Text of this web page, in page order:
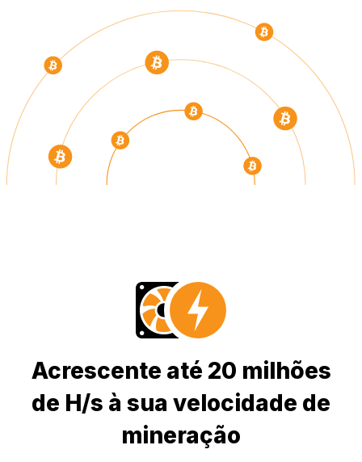
Acrescente até 20 milhões
de H/s à sua velocidade de
mineração